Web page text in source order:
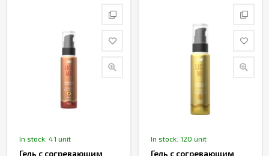
In stock: 41 unit
Гель с согревающим
In stock: 120 unit
Гель с согревающим